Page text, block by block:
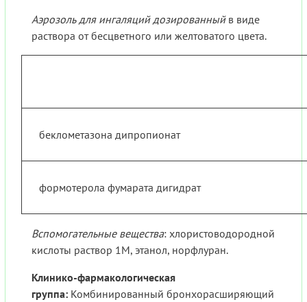
Аэрозоль для ингаляций дозированныйв виде
раствора от бесцветного или желтоватого цвета.
беклометазона дипропионат
формотерола фумарата дигидрат
Вспомогательные вещества: хлористоводородной
кислоты раствор 1M, этанол, норфлуран.
Клинико-фармакологическая
группа: Комбинированный бронхорасширяющий